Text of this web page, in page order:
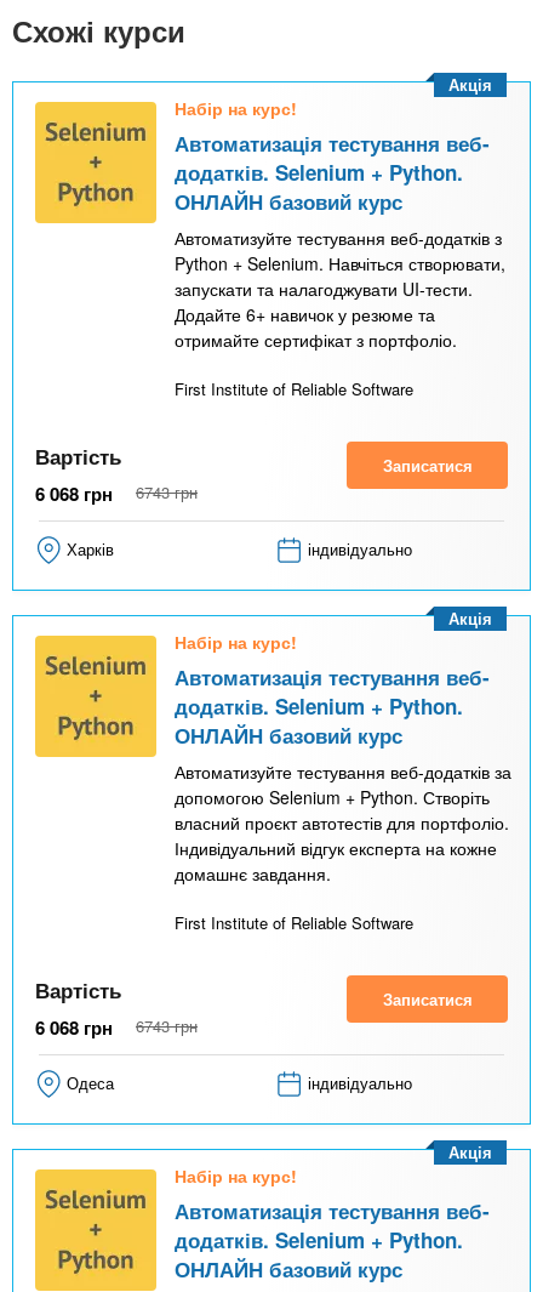
Схожі курси
Набір на курс!
Автоматизація тестування веб-
додатків. Selenium + Python.
ОНЛАЙН базовий курс
Автоматизуйте тестування веб-додатків з
Python + Selenium. Навчіться створювати,
запускати та налагоджувати UI-тести.
Додайте 6+ навичок у резюме та
отримайте сертифікат з портфоліо.
First Institute of Reliable Software
Акція
Вартість
6 068 грн 6743 грн
Записатися
Харків індивідуально
Набір на курс!
Автоматизація тестування веб-
додатків. Selenium + Python.
ОНЛАЙН базовий курс
Автоматизуйте тестування веб-додатків за
допомогою Selenium + Python. Створіть
власний проєкт автотестів для портфоліо.
Індивідуальний відгук експерта на кожне
домашнє завдання.
First Institute of Reliable Software
Акція
Вартість
6 068 грн 6743 грн
Записатися
Одеса індивідуально
Набір на курс!
Автоматизація тестування веб-
додатків. Selenium + Python.
ОНЛАЙН базовий курс
Акція